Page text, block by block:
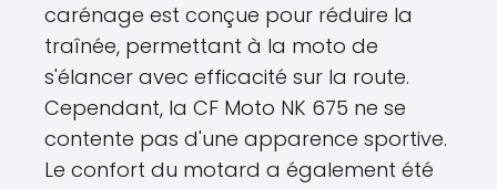
carénage est conçue pour réduire la
traînée, permettant à la moto de
s'élancer avec efficacité sur la route.
Cependant, la CF Moto NK 675 ne se
contente pas d'une apparence sportive.
Le confort du motard a également été